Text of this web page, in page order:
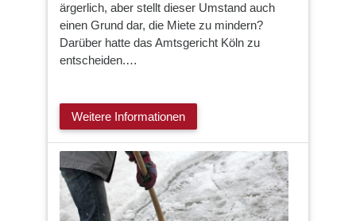
ärgerlich, aber stellt dieser Umstand auch
einen Grund dar, die Miete zu mindern?
Darüber hatte das Amtsgericht Köln zu
entscheiden.…
Weitere Informationen